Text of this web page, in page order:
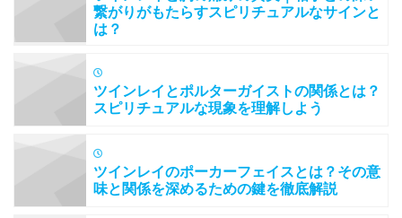
繋がりがもたらすスピリチュアルなサインと
は？
ツインレイとポルターガイストの関係とは？
スピリチュアルな現象を理解しよう
ツインレイのポーカーフェイスとは？その意
味と関係を深めるための鍵を徹底解説